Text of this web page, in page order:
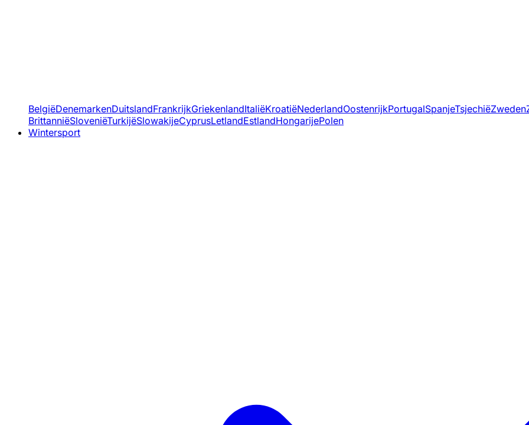
BelgiëDenemarkenDuitslandFrankrijkGriekenlandItaliëKroatiëNederlandOostenrijkPortugalSpanjeTsjechiëZweden
BrittanniëSloveniëTurkijëSlowakijeCyprusLetlandEstlandHongarijePolen
Wintersport